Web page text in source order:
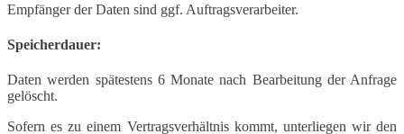
Empfänger der Daten sind ggf. Auftragsverarbeiter.
Speicherdauer:
Daten werden spätestens 6 Monate nach Bearbeitung der Anfrage
gelöscht.
Sofern es zu einem Vertragsverhältnis kommt, unterliegen wir den